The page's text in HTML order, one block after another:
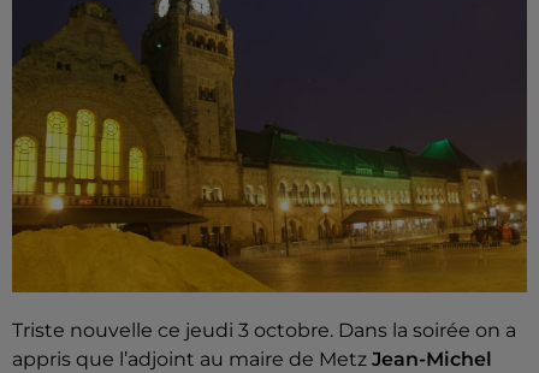
Triste nouvelle ce jeudi 3 octobre. Dans la soirée on a
appris que l’adjoint au maire de Metz Jean-Michel